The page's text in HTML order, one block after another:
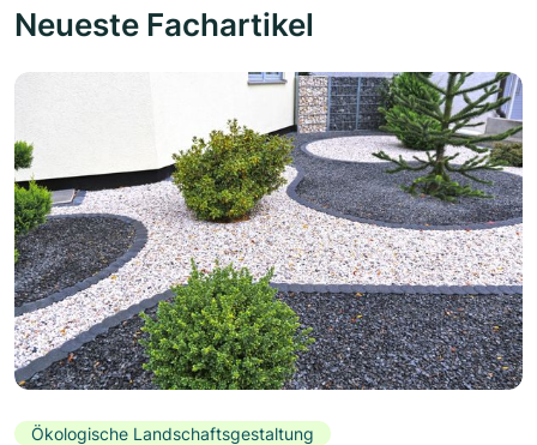
Neueste Fachartikel
Ökologische Landschaftsgestaltung